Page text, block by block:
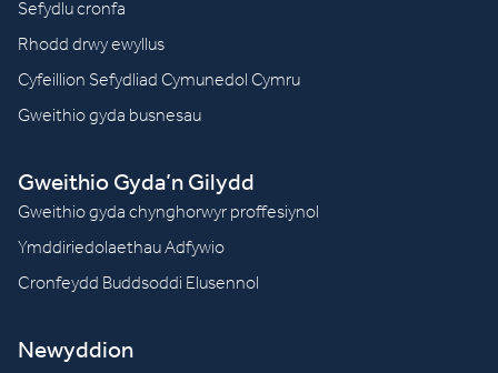
Sefydlu cronfa
Rhodd drwy ewyllus
Cyfeillion Sefydliad Cymunedol Cymru
Gweithio gyda busnesau
Gweithio Gyda’n Gilydd
Gweithio gyda chynghorwyr proffesiynol
Ymddiriedolaethau Adfywio
Cronfeydd Buddsoddi Elusennol
Newyddion